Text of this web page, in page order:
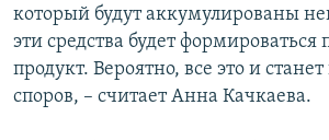
который будут аккумулированы
эти средства будет
продукт. Вероятно, все это и
споров, – считает Анна Качкаева.